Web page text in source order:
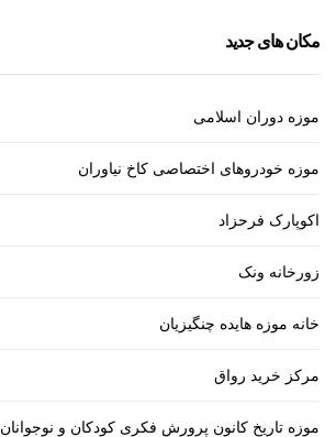
مکان های جدید
موزه دوران اسلامی
موزه خودروهای اختصاصی کاخ نیاوران
اکوپارک فرحزاد
زورخانه ونک
خانه موزه هایده چنگیزیان
مرکز خرید رواق
موزه تاریخ کانون پرورش فکری کودکان و نوجوانان